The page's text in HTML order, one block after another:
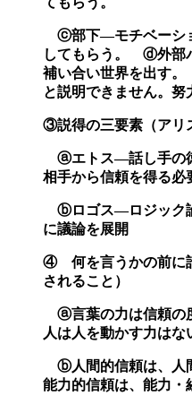
ⓒ部下―モチベーシ
してもらう。 ⓓ外部
補い合い世界を出す。
と説明できません。努
③説得の三要素（アリ
ⓐエトス―話し手の徳
相手から信頼を得る必
ⓑロゴス―ロジック
に議論を展開
④ 何を言うかの前に
されること）
ⓐ言葉の力は信頼の
人は人を動かす力はな
ⓑ人間的信頼は、人
能力的信頼は、能力・